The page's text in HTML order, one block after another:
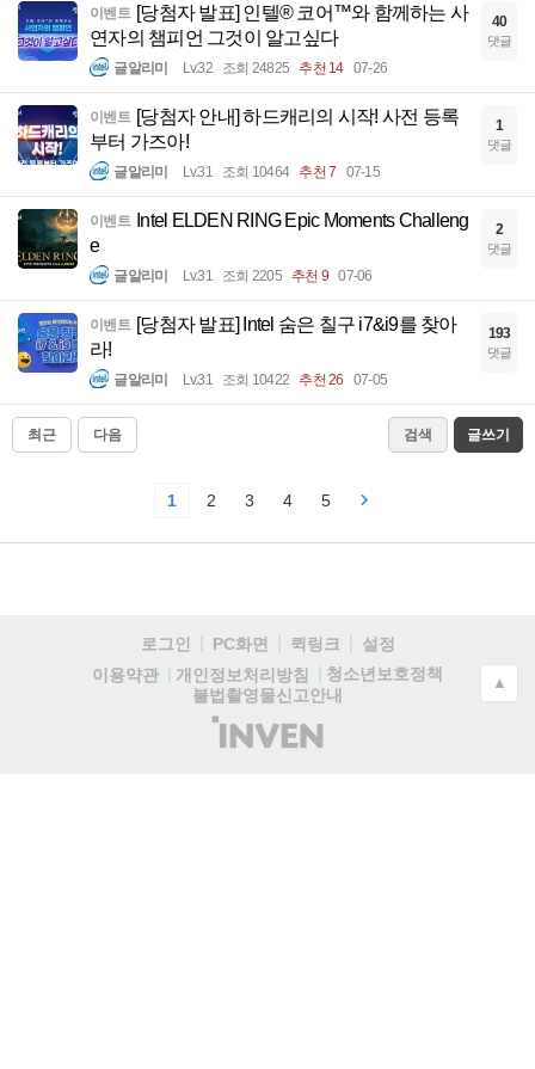
이벤트 [당첨자 발표] 인텔® 코어™와 함께하는 사
연자의 챔피언 그것이 알고싶다
글알리미 Lv.32 조회 24825 추천 14 07-26
40
댓글
이벤트 [당첨자 안내] 하드캐리의 시작! 사전 등록
부터 가즈아!
글알리미 Lv.31 조회 10464 추천 7 07-15
1
댓글
이벤트
Intel ELDEN RING Epic Moments Challeng
e
글알리미 Lv.31 조회 2205 추천 9 07-06
2
댓글
이벤트 [당첨자 발표] Intel 숨은 칠구 i7&i9를 찾아
라!
글알리미 Lv.31 조회 10422 추천 26 07-05
193
댓글
최근 다음 검색 글쓰기
1 2 3 4 5
로그인 PC화면 퀵링크
설정
이용약관
개인정보처리방침
청소년보호정책
불법촬영물신고안내
(주)
인
▲